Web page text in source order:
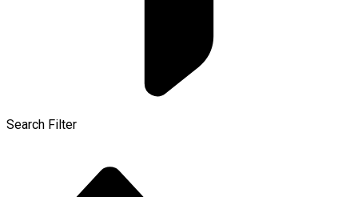
Search Filter